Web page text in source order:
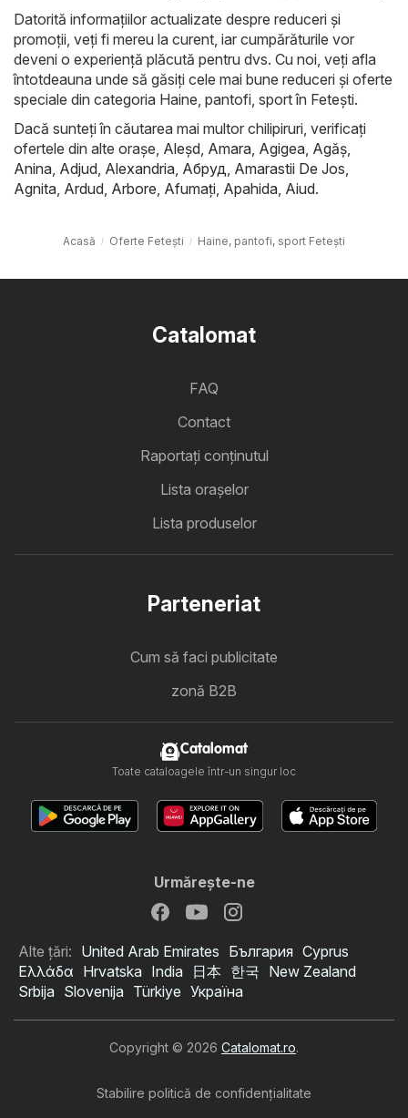
Datorită informațiilor actualizate despre reduceri și
promoții, veți fi mereu la curent, iar cumpărăturile vor
deveni o experiență plăcută pentru dvs. Cu noi, veți afla
întotdeauna unde să găsiți cele mai bune reduceri și oferte
speciale din categoria Haine, pantofi, sport în Feteşti.
Dacă sunteți în căutarea mai multor chilipiruri, verificați
ofertele din alte orașe, Aleşd Amara Agigea Agăş
Anina Adjud Alexandria Абруд Amarastii De Jos
Agnita Ardud Arbore Afumaţi Apahida Aiud.
Acasă Oferte Feteşti Haine, pantofi, sport Feteşti
Catalomat
FAQ
Contact
Raportați conținutul
Lista oraşelor
Lista produselor
Parteneriat
Cum să faci publicitate
zonă B2B
Catalomat
Toate cataloagele într-un singur loc
Urmăreşte-ne
Alte țări: United Arab Emirates България Cyprus
Ελλάδα Hrvatska India 日本 한국 New Zealand
Srbija Slovenija Türkiye Україна
Copyright © 2026 Catalomat.ro.
Stabilire politică de confidenţialitate